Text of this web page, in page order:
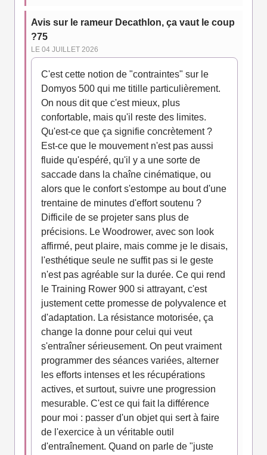
Avis sur le rameur Decathlon, ça vaut le coup
?75
LE 04 JUILLET 2026
C'est cette notion de "contraintes" sur le
Domyos 500 qui me titille particulièrement.
On nous dit que c'est mieux, plus
confortable, mais qu'il reste des limites.
Qu'est-ce que ça signifie concrètement ?
Est-ce que le mouvement n'est pas aussi
fluide qu'espéré, qu'il y a une sorte de
saccade dans la chaîne cinématique, ou
alors que le confort s'estompe au bout d'une
trentaine de minutes d'effort soutenu ?
Difficile de se projeter sans plus de
précisions. Le Woodrower, avec son look
affirmé, peut plaire, mais comme je le disais,
l'esthétique seule ne suffit pas si le geste
n'est pas agréable sur la durée. Ce qui rend
le Training Rower 900 si attrayant, c'est
justement cette promesse de polyvalence et
d'adaptation. La résistance motorisée, ça
change la donne pour celui qui veut
s'entraîner sérieusement. On peut vraiment
programmer des séances variées, alterner
les efforts intenses et les récupérations
actives, et surtout, suivre une progression
mesurable. C'est ce qui fait la différence
pour moi : passer d'un objet qui sert à faire
de l'exercice à un véritable outil
d'entraînement. Quand on parle de "juste